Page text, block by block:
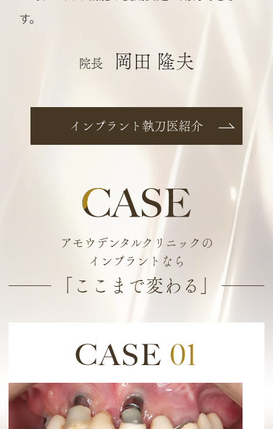
す。
院長 岡田 隆夫
インプラント執刀医紹介
アモウデンタルクリニックの
インプラントなら
「ここまで変わる」
CASE 01